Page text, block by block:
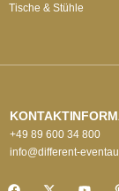
Tische & Stühle
+49 89 600 34 800
info@different-